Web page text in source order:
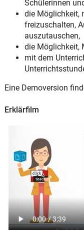
Schülerinnen
die Möglichkeit,
freizuschalten,
auszutauschen,
die Möglichkeit,
mit dem
Eine Demoversion
Erklärfilm